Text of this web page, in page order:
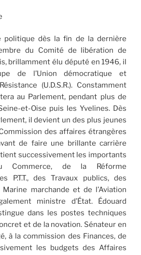
politique dès la fin de la dernière
du Comité de libération de
brillamment élu député en 1946, il
de l’Union démocratique et
(U.D.S.R.). Constamment
au Parlement, pendant plus de
et-Oise puis les Yvelines. Dès
il devient un des plus jeunes
des affaires étrangères
de faire une brillante carrière
successivement les importants
Commerce, de la Réforme
P.T.T., des Travaux publics, des
marchande et de l’Aviation
ministre d’État. Édouard
dans les postes techniques
et de la novation. Sénateur en
à la commission des Finances, de
les budgets des Affaires